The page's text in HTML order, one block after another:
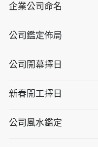
企業公司命名
公司鑑定佈局
公司開幕擇日
新春開工擇日
公司風水鑑定